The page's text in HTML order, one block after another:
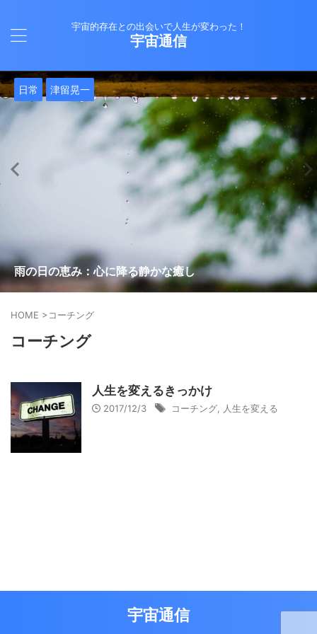
宇宙的存在との出会いで人生が変わった！
宇宙通信
日常 津留晃一
雨の日の恵み：心に降る静かな癒し
バシャール 日常 津留晃一
就職は人生の終着駅じゃない！自分らしい道を見つける方
法
Healy 日常
ヒーリーを買うべきか迷っているあなたへ。実際に使って
みた感想と注意点
バシャール 日常
エネルギーの法則 〜最近どハマりしていました〜
日常
現実を変える
日常
今、ここにいること
Healy 日常 津留晃一
もしかしてだけどHealy（量子波動調整器）のせいなの？
日常
iPad 第10世代買いました
Healy 日常
久し振りにHealy（ヒーリー）量子波動調整器について
日常
大谷さんの通訳、水原さんの解雇に思う
HOME >コーチング
コーチング
人生を変えるきっかけ
2017/12/3 コーチング 人生を変える
宇宙通信